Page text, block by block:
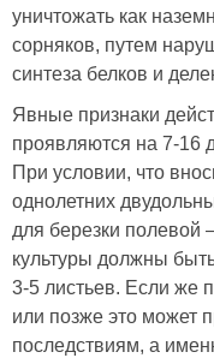
уничтожать как
сорняков, путем
синтеза белков и
Явные признаки
проявляются на 7-16
При условии, что
однолетних
для березки полевой
культуры должны
3-5 листьев. Если же
или позже это может
последствиям, а